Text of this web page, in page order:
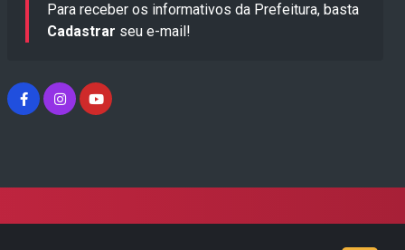
Para receber os informativos da Prefeitura, basta
Cadastrar seu e-mail!